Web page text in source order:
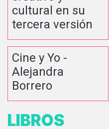
cultural en su
tercera versión
Cine y Yo -
Alejandra
Borrero
LIBROS